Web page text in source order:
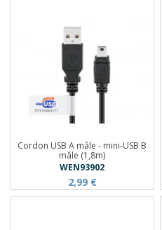
Cordon USB A mâle - mini-USB B
mâle (1,8m)
WEN93902
2,99 €